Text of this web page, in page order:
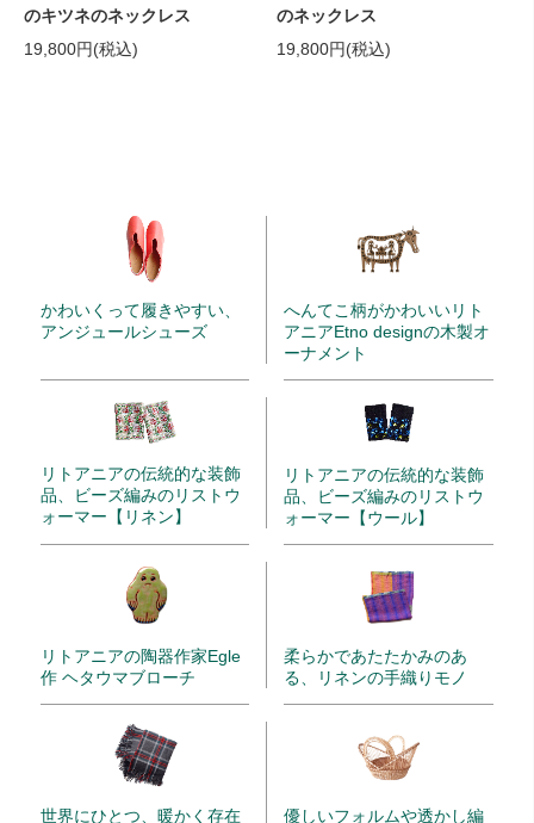
のキツネのネックレス
19,800円(税込)
のネックレス
19,800円(税込)
かわいくって履きやすい、
アンジュールシューズ
へんてこ柄がかわいいリト
アニアEtno designの木製オ
ーナメント
リトアニアの伝統的な装飾
品、ビーズ編みのリストウ
ォーマー【リネン】
リトアニアの伝統的な装飾
品、ビーズ編みのリストウ
ォーマー【ウール】
リトアニアの陶器作家Egle
作 ヘタウマブローチ
柔らかであたたかみのあ
る、リネンの手織りモノ
世界にひとつ、暖かく存在
優しいフォルムや透かし編